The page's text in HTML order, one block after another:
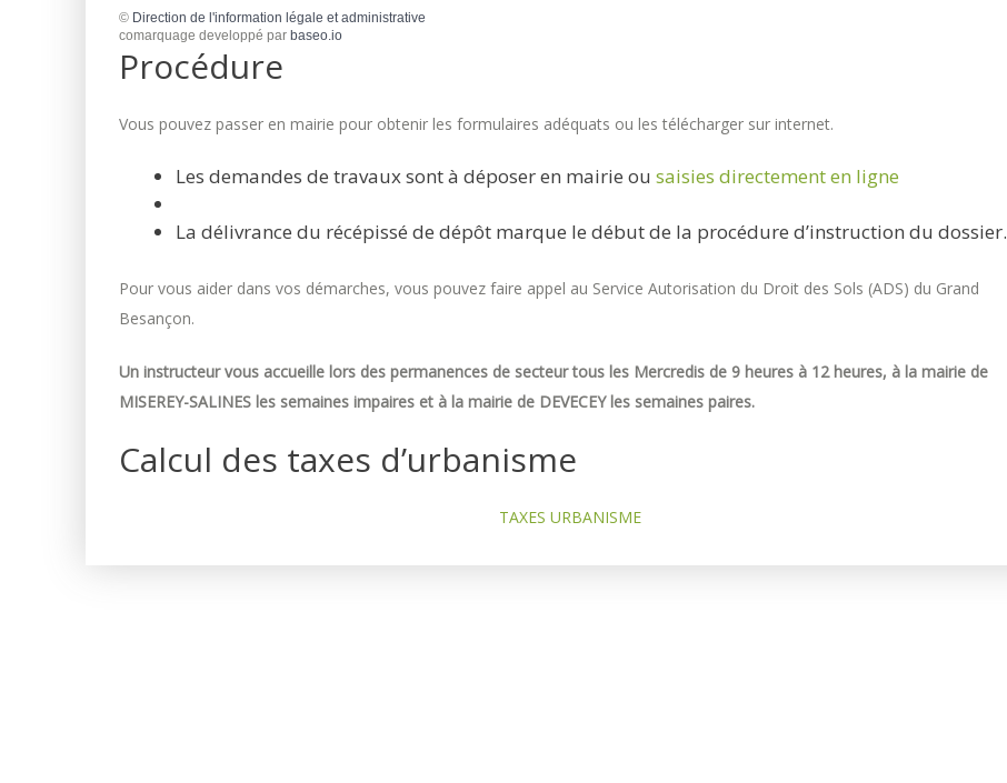
© Direction de l'information légale et administrative
comarquage developpé par baseo.io
Procédure
Vous pouvez passer en mairie pour obtenir les formulaires adéquats ou les télécharger sur internet.
Les demandes de travaux sont à déposer en mairie ou saisies directement en ligne
La délivrance du récépissé de dépôt marque le début de la procédure d’instruction du dossier.
Pour vous aider dans vos démarches, vous pouvez faire appel au Service Autorisation du Droit des Sols (ADS) du Grand
Besançon.
Un instructeur vous accueille lors des permanences de secteur tous les Mercredis de 9 heures à 12 heures, à la mairie de
MISEREY-SALINES les semaines impaires et à la mairie de DEVECEY les semaines paires.
Calcul des taxes d’urbanisme
TAXES URBANISME